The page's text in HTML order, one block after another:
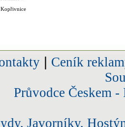
Kopřivnice
| Ceník
Průvodce Českem
Javorníky,